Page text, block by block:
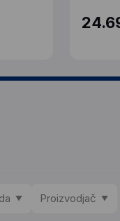
Proizvodjač